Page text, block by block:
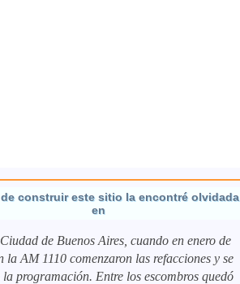
construir este sitio la encontré olvidada
en
de Buenos Aires, cuando en enero de
la AM 1110 comenzaron las refacciones y se
la programación. Entre los escombros quedó